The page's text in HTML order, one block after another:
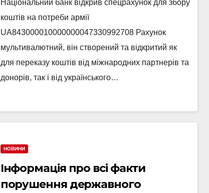
Національний банк відкрив спецрахунок для збору
коштів на потреби армії
UA843000010000000047330992708 Рахунок
мультивалютний, він створений та відкритий як
для переказу коштів від міжнародних партнерів та
донорів, так і від українського…
НОВИНИ
Інформація про всі факти
порушення державного